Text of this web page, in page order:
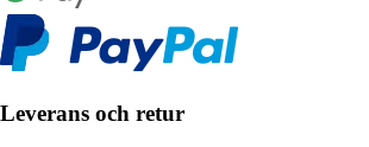
Leverans och retur